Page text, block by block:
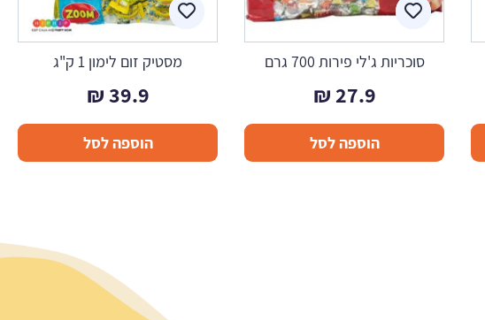
סוכריות ג'לי פירות 700 גרם
27.9
₪
הוספה לסל
מסטיק זום לימון 1 ק"ג
39.9
₪
הוספה לסל